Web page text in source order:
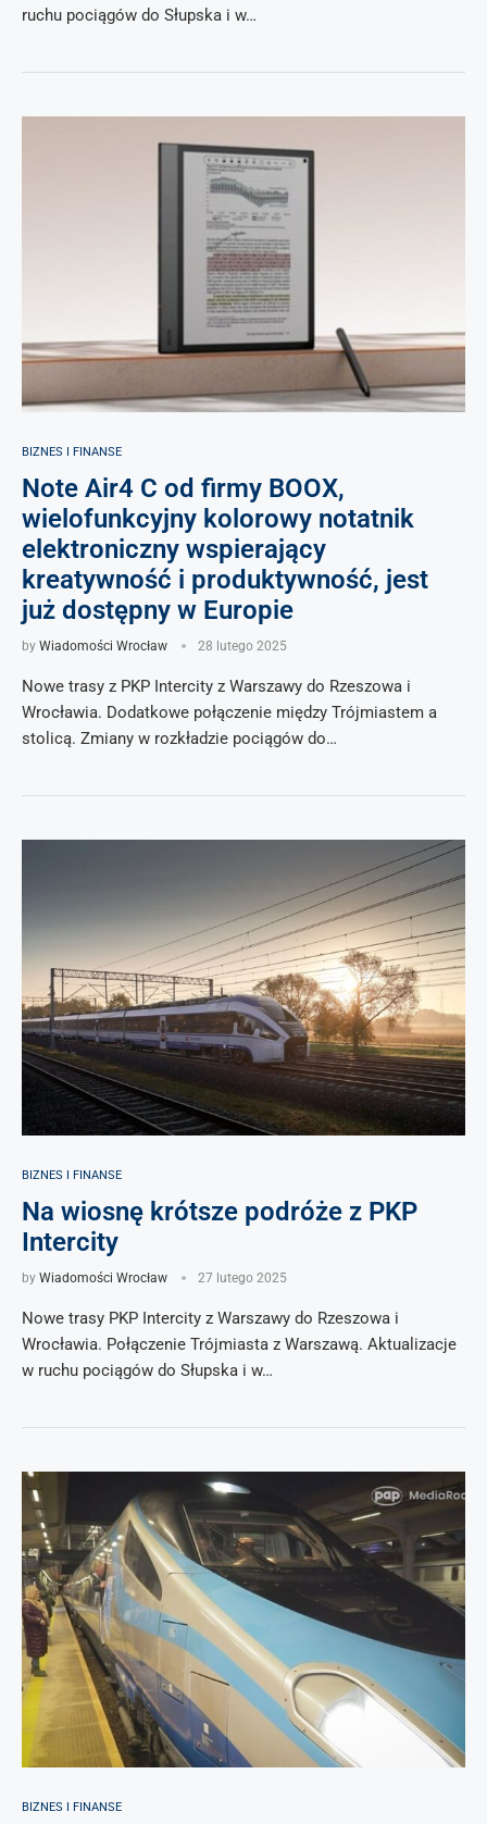
ruchu pociągów do Słupska i w…
BIZNES I FINANSE
Note Air4 C od firmy BOOX,
wielofunkcyjny kolorowy notatnik
elektroniczny wspierający
kreatywność i produktywność, jest
już dostępny w Europie
by Wiadomości Wrocław 28 lutego 2025
Nowe trasy z PKP Intercity z Warszawy do Rzeszowa i
Wrocławia. Dodatkowe połączenie między Trójmiastem a
stolicą. Zmiany w rozkładzie pociągów do…
BIZNES I FINANSE
Na wiosnę krótsze podróże z PKP
Intercity
by Wiadomości Wrocław 27 lutego 2025
Nowe trasy PKP Intercity z Warszawy do Rzeszowa i
Wrocławia. Połączenie Trójmiasta z Warszawą. Aktualizacje
w ruchu pociągów do Słupska i w…
BIZNES I FINANSE